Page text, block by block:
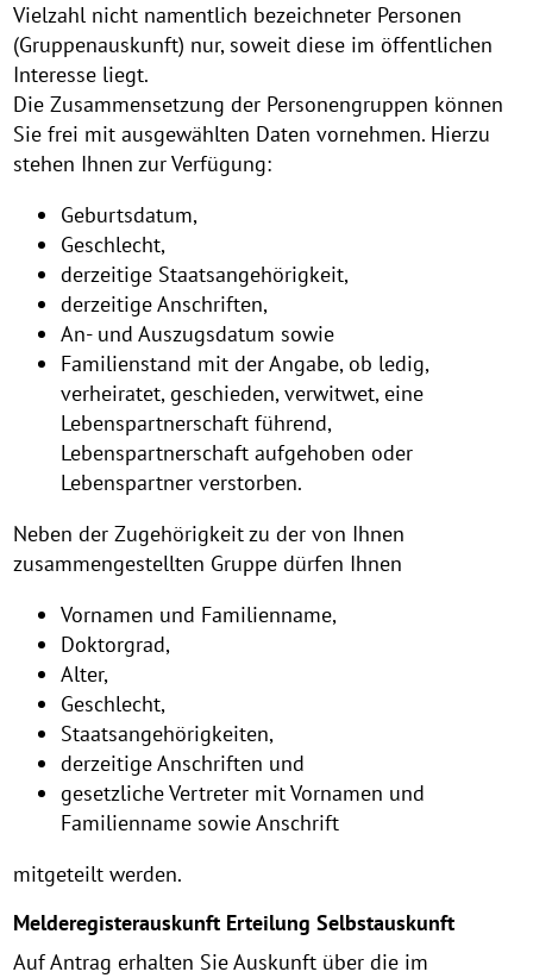
Vielzahl nicht namentlich bezeichneter Personen
(Gruppenauskunft) nur, soweit diese im öffentlichen
Interesse liegt.
Die Zusammensetzung der Personengruppen können
Sie frei mit ausgewählten Daten vornehmen. Hierzu
stehen Ihnen zur Verfügung:
Geburtsdatum,
Geschlecht,
derzeitige Staatsangehörigkeit,
derzeitige Anschriften,
An- und Auszugsdatum sowie
Familienstand mit der Angabe, ob ledig,
verheiratet, geschieden, verwitwet, eine
Lebenspartnerschaft führend,
Lebenspartnerschaft aufgehoben oder
Lebenspartner verstorben.
Neben der Zugehörigkeit zu der von Ihnen
zusammengestellten Gruppe dürfen Ihnen
Vornamen und Familienname,
Doktorgrad,
Alter,
Geschlecht,
Staatsangehörigkeiten,
derzeitige Anschriften und
gesetzliche Vertreter mit Vornamen und
Familienname sowie Anschrift
mitgeteilt werden.
Melderegisterauskunft Erteilung Selbstauskunft
Auf Antrag erhalten Sie Auskunft über die im